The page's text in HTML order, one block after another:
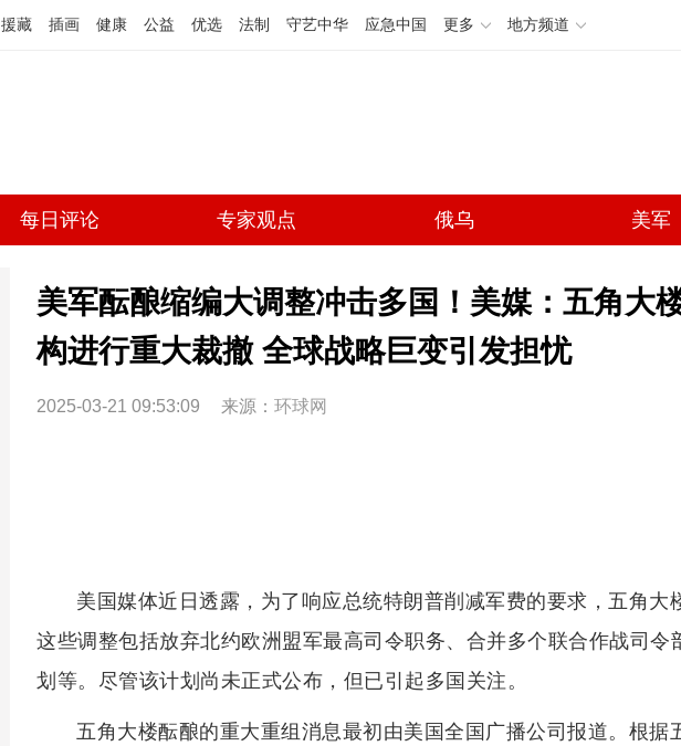
援藏 插画 健康 公益 优选 法制 守艺中华 应急中国 更多 地方频道
每日评论 专家观点 俄乌 美军
美军酝酿缩编大调整冲击多国！美媒：五角大
构进行重大裁撤 全球战略巨变引发担忧
2025-03-21 09:53:09 来源： 环球网
美国媒体近日透露，为了响应总统特朗普削减军费的要求，五角大
这些调整包括放弃北约欧洲盟军最高司令职务、合并多个联合作战司令
划等。尽管该计划尚未正式公布，但已引起多国关注。
五角大楼酝酿的重大重组消息最初由美国全国广播公司报道。根据